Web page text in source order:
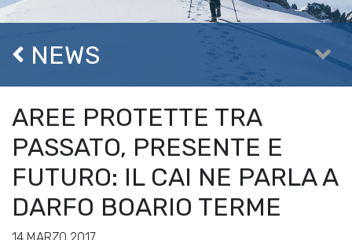
NEWS
AREE PROTETTE TRA
PASSATO, PRESENTE E
FUTURO: IL CAI NE PARLA A
DARFO BOARIO TERME